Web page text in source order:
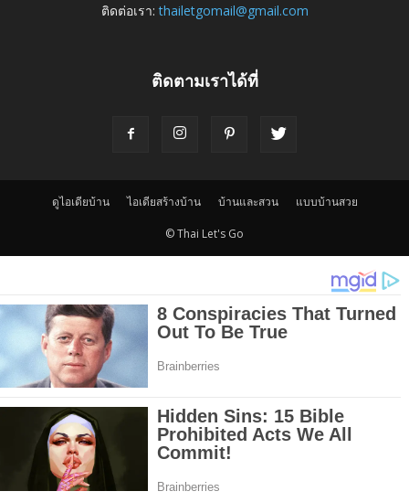
ติดต่อเรา:thailetgomail@gmail.com
ติดตามเราได้ที่
ดูไอเดียบ้าน ไอเดียสร้างบ้าน บ้านและสวน แบบบ้านสวย
© Thai Let's Go